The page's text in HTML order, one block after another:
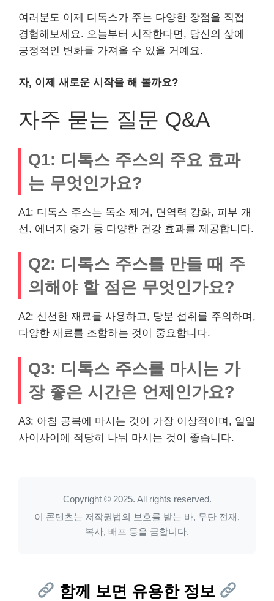
여러분도 이제 디톡스가 주는 다양한 장점을 직접
경험해보세요. 오늘부터 시작한다면, 당신의 삶에
긍정적인 변화를 가져올 수 있을 거예요.
자, 이제 새로운 시작을 해 볼까요?
자주 묻는 질문 Q&A
Q1: 디톡스 주스의 주요 효과
는 무엇인가요?
A1: 디톡스 주스는 독소 제거, 면역력 강화, 피부 개
선, 에너지 증가 등 다양한 건강 효과를 제공합니다.
Q2: 디톡스 주스를 만들 때 주
의해야 할 점은 무엇인가요?
A2: 신선한 재료를 사용하고, 당분 섭취를 주의하며,
다양한 재료를 조합하는 것이 중요합니다.
Q3: 디톡스 주스를 마시는 가
장 좋은 시간은 언제인가요?
A3: 아침 공복에 마시는 것이 가장 이상적이며, 일일
사이사이에 적당히 나눠 마시는 것이 좋습니다.
Copyright © 2025. All rights reserved.
이 콘텐츠는 저작권법의 보호를 받는 바, 무단 전재,
복사, 배포 등을 금합니다.
함께 보면 유용한 정보